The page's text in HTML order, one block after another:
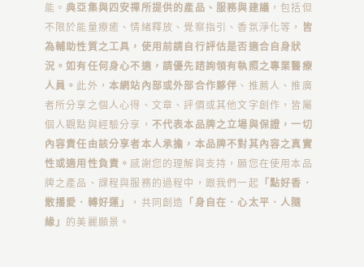
能。典亞集與四安禪所提供的產品、服務與建議 ，包括但
不限於能量療癒、情緒釋放、覺察指引、香氛淨化等， 皆
為輔助性質之工具，使用前請自行評估是否適合自身狀
況。如有任何身心不適，請優先諮詢領有執照之專業醫療
人員。 此外，本網站內部或外部合作夥伴 、推薦人、推廣
者所分享之個人心得、文章、評價或其他文字創作，皆屬
個人觀點與經驗分享， 不代表本品牌之立場與保證，一切
內容責任由該分享者本人承擔，本品牌不對其內容之真實
性或適用性負責。感謝您的理解與支持，願您在使用本品
牌之產品、課程與服務的過程中，跟我們一起 「點好香．
散播愛．轉好運」
，共同創造
「身自在．心太平．人隨
緣」
的美麗願景。